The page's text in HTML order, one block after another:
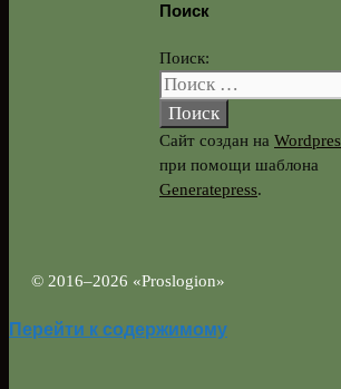
Поиск
Поиск:
Сайт создан на
при помощи шаблона
Generatepress.
© 2016–2026 «Proslogion»
Перейти к содержимому